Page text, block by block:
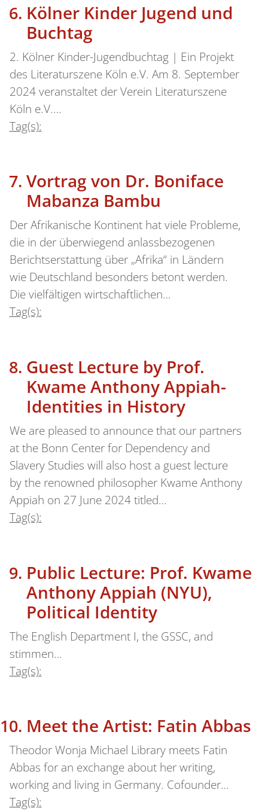
Kölner Kinder Jugend und
Buchtag
2. Kölner Kinder-Jugendbuchtag | Ein Projekt
des Literaturszene Köln e.V. Am 8. September
2024 veranstaltet der Verein Literaturszene
Köln e.V.…
Tag(s):
Vortrag von Dr. Boniface
Mabanza Bambu
Der Afrikanische Kontinent hat viele Probleme,
die in der überwiegend anlassbezogenen
Berichtserstattung über „Afrika“ in Ländern
wie Deutschland besonders betont werden.
Die vielfältigen wirtschaftlichen…
Tag(s):
Guest Lecture by Prof.
Kwame Anthony Appiah-
Identities in History
We are pleased to announce that our partners
at the Bonn Center for Dependency and
Slavery Studies will also host a guest lecture
by the renowned philosopher Kwame Anthony
Appiah on 27 June 2024 titled…
Tag(s):
Public Lecture: Prof. Kwame
Anthony Appiah (NYU),
Political Identity
The English Department I, the GSSC, and
stimmen…
Tag(s):
Meet the Artist: Fatin Abbas
Theodor Wonja Michael Library meets Fatin
Abbas for an exchange about her writing,
working and living in Germany. Cofounder…
Tag(s):